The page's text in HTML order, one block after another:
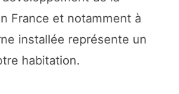
France et notamment à
installée représente un
habitation.